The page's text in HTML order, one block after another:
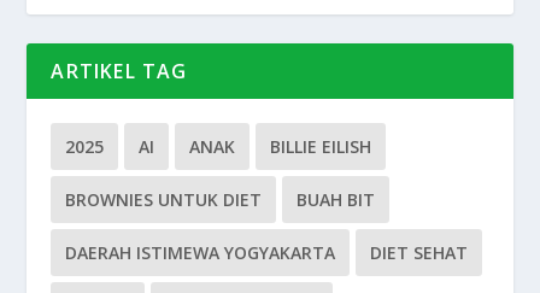
ARTIKEL TAG
2025 AI ANAK BILLIE EILISH
BROWNIES UNTUK DIET BUAH BIT
DAERAH ISTIMEWA YOGYAKARTA DIET SEHAT